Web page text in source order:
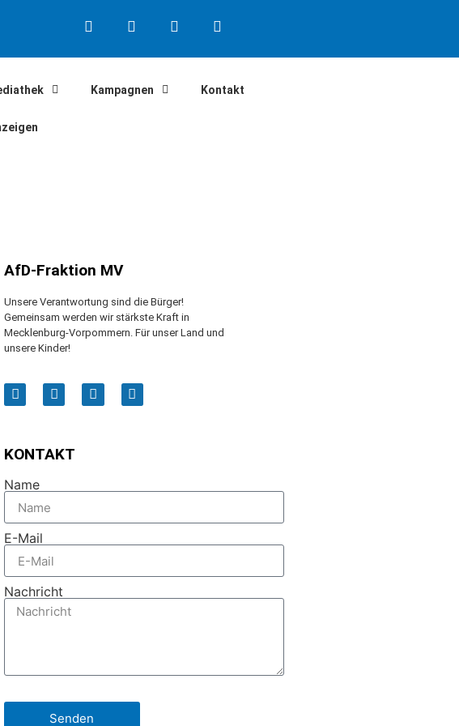
Kampagnen Kontakt
AfD-Fraktion MV
Unsere Verantwortung sind die Bürger!
Gemeinsam werden wir stärkste Kraft in
Mecklenburg-Vorpommern. Für unser Land und
unsere Kinder!
KONTAKT
Name
E-Mail
Nachricht
Senden